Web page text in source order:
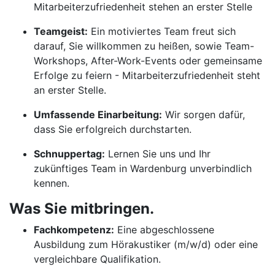
Mitarbeiterzufriedenheit stehen an erster Stelle
Teamgeist: Ein motiviertes Team freut sich
darauf, Sie willkommen zu heißen, sowie Team-
Workshops, After-Work-Events oder gemeinsame
Erfolge zu feiern - Mitarbeiterzufriedenheit steht
an erster Stelle.
Umfassende Einarbeitung: Wir sorgen dafür,
dass Sie erfolgreich durchstarten.
Schnuppertag: Lernen Sie uns und Ihr
zukünftiges Team in Wardenburg unverbindlich
kennen.
Was Sie mitbringen.
Fachkompetenz: Eine abgeschlossene
Ausbildung zum Hörakustiker (m/w/d) oder eine
vergleichbare Qualifikation.